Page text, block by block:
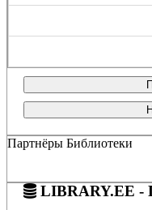
Партнёры Библиотеки
LIBRARY.EE -